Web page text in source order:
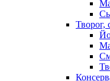
Творог,